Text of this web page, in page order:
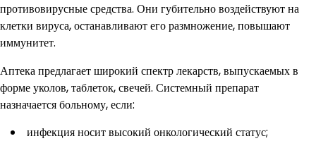
противовирусные средства. Они губительно воздействуют на
клетки вируса, останавливают его размножение, повышают
иммунитет.
Аптека предлагает широкий спектр лекарств, выпускаемых в
форме уколов, таблеток, свечей. Системный препарат
назначается больному, если:
инфекция носит высокий онкологический статус;